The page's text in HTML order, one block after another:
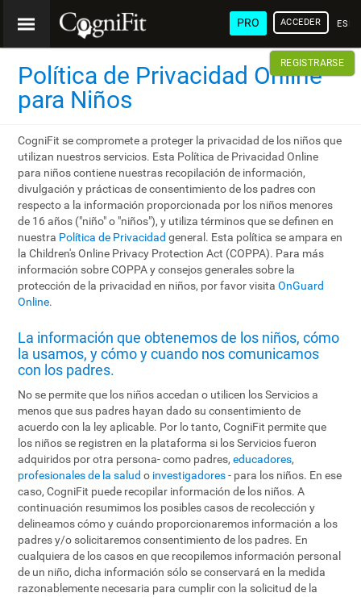
PRO ACCEDER
REGISTRARSE
Política de Privacidad Online
para Niños
CogniFit se compromete a proteger la privacidad de los niños que
utilizan nuestros servicios. Esta Política de Privacidad Online
para niños contiene nuestras recopilación de información,
divulgación y prácticas de consentimiento de los padres con
respecto a la información proporcionada por los niños menores
de 16 años ("niño" o "niños"), y utiliza términos que se definen en
nuestra Política de Privacidad general. Esta política se ampara en
la Children's Online Privacy Protection Act (COPPA). Para más
información sobre COPPA y consejos generales sobre la
protección de la privacidad en niños, por favor visitaOnGuard
Online.
La información que obtenemos de los niños, cómo
la usamos, y cómo y cuando nos comunicamos
con los padres.
No se permite que los niños accedan o utilicen los Servicios a
menos que sus padres hayan dado su consentimiento de
acuerdo con la ley aplicable. Por lo tanto, CogniFit permite que
los niños se registren en la plataforma si los Servicios fueron
adquiridos por otra persona- como padres,educadores,
profesionales de la salud o investigadores- para los niños. En ese
caso, CogniFit puede recopilar información de los niños. A
continuación resumimos los posibles casos de recolección y
delineamos cómo y cuándo proporcionaremos información a los
padres y/o solicitaremos consentimiento de los padres. En
cualquiera de los casos en que recopilemos información personal
de un niño, dicha información sólo se conservará en la medida
razonablemente necesaria para cumplir con la solicitud de la